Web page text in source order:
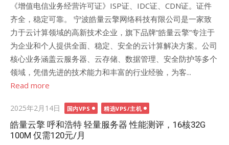
《增值电信业务经营许可证》ISP证、IDC证、CDN证。证件
齐全，稳定可靠。 宁波皓量云擎网络科技有限公司是一家致
力于云计算领域的高新技术企业，旗下品牌“皓量云擎”专注于
为企业和个人提供全面、稳定、安全的云计算解决方案。公司
核心业务涵盖云服务器、云存储、数据管理、安全防护等多个
领域，凭借先进的技术能力和丰富的行业经验，为客...
Read more
Posted
on
2025年2月14日 国内VPS 精选VPS/主机
皓量云擎 呼和浩特 轻量服务器 性能测评，16核32G
100M 仅需120元/月